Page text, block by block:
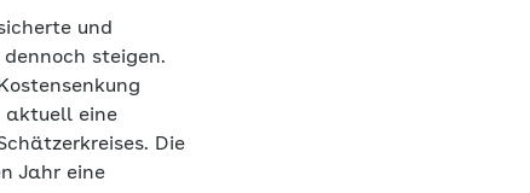
und
steigen.
aktuell eine
Die
Jahr eine